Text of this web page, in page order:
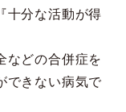
十分な活動が得
などの合併症を
できない病気で